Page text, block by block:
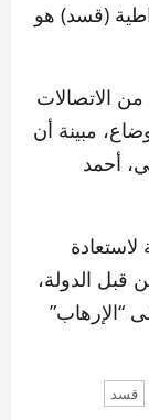
(قسد) هو
الاتصالات
مبينة أن
أحمد
قبل الدولة،
“الإرهاب”
قسد